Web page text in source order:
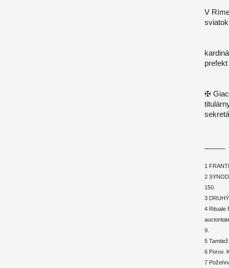
V
prefekt
✠
1
2
150.
3
4 Rituale
9.
5
6 Porov.
7